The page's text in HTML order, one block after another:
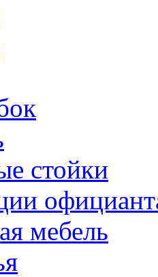
стойки
мебель